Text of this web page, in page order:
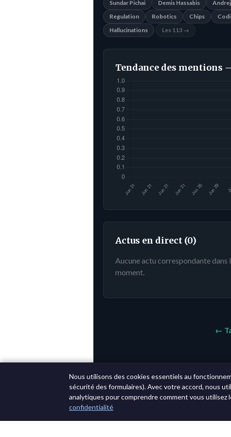
Sundar Pichai
Demis Hassabis
Regulation
Robotics Chips
Hallucinations
Les 113 →
Tendance des mentions
Actus en direct (0)
Aucune actu correspondante
moment.
←
Nous utilisons des cookies essentiels au
sécurité des formulaires). Avec votre accord, nous
analytiques pour comprendre comment vous utilisez
confidentialité